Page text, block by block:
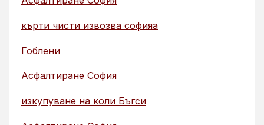
кърти чисти извозва софияа
Гоблени
Асфалтиране София
изкупуване на коли Бъгси